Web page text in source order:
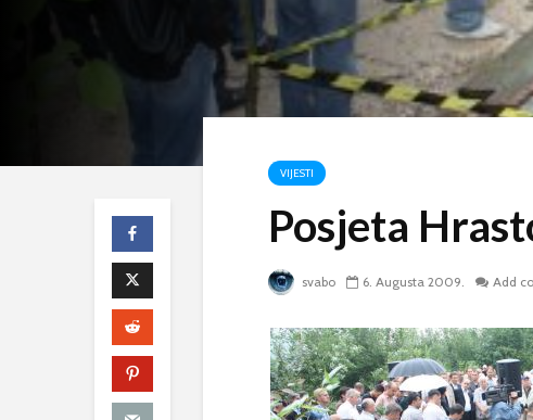
VIJESTI
Posjeta
svabo 6. Augusta 2009. Add